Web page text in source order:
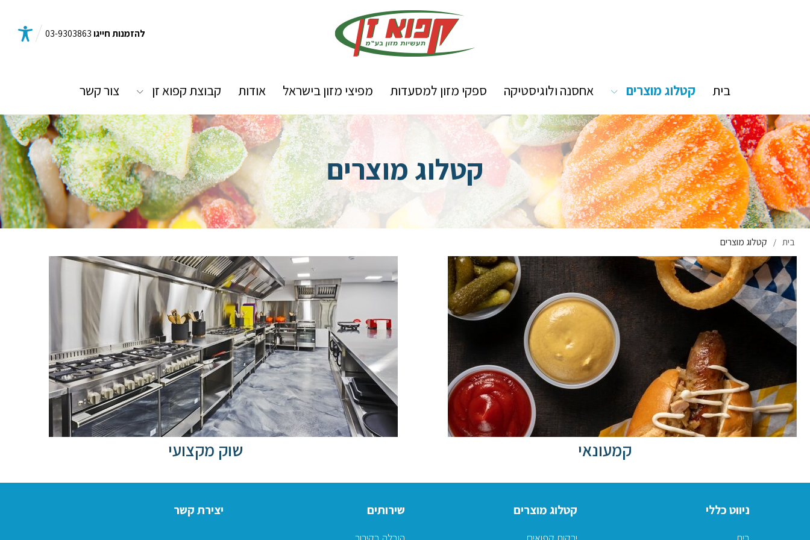
להזמנות חייגו03-9303863
בית קטלוג מוצרים אחסנה ולוגיסטיקה ספקי מזון למסעדות מפיצי מזון בישראל אודות קבוצת קפוא זן צור קשר
קטלוג מוצרים
בית / קטלוג מוצרים
קמעונאי שוק מקצועי
ניווט כללי קטלוג מוצרים שירותים יצירת קשר